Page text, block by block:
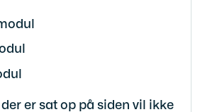
er sat op på siden vil ikke